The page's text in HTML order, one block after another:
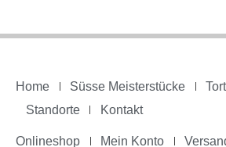
Home Süsse Meisterstücke
Standorte
Kontakt
Onlineshop Mein Konto